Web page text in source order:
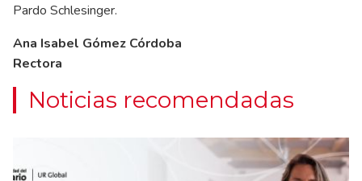
Pardo Schlesinger.
Ana Isabel Gómez Córdoba
Rectora
Noticias recomendadas